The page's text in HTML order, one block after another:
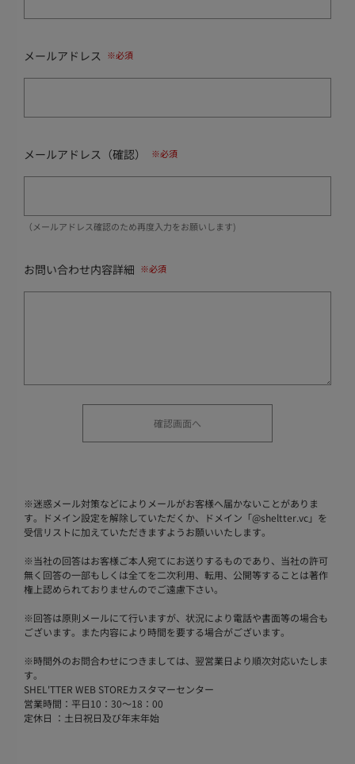
メールアドレス
メールアドレス（確認）
（メールアドレス確認のため再度入力をお願いします)
お問い合わせ内容詳細
※迷惑メール対策などによりメールがお客様へ届かないことがありま
す。ドメイン設定を解除していただくか、ドメイン「@sheltter.vc」を
受信リストに加えていただきますようお願いいたします。
※当社の回答はお客様ご本人宛てにお送りするものであり、当社の許可
無く回答の一部もしくは全てを二次利用、転用、公開等することは著作
権上認められておりませんのでご遠慮下さい。
※回答は原則メールにて行いますが、状況により電話や書面等の場合も
ございます。また内容により時間を要する場合がございます。
※時間外のお問合わせにつきましては、翌営業日より順次対応いたしま
す。
SHEL'TTER WEB STOREカスタマーセンター
営業時間：平日10：30～18：00
定休日 ：土日祝日及び年末年始